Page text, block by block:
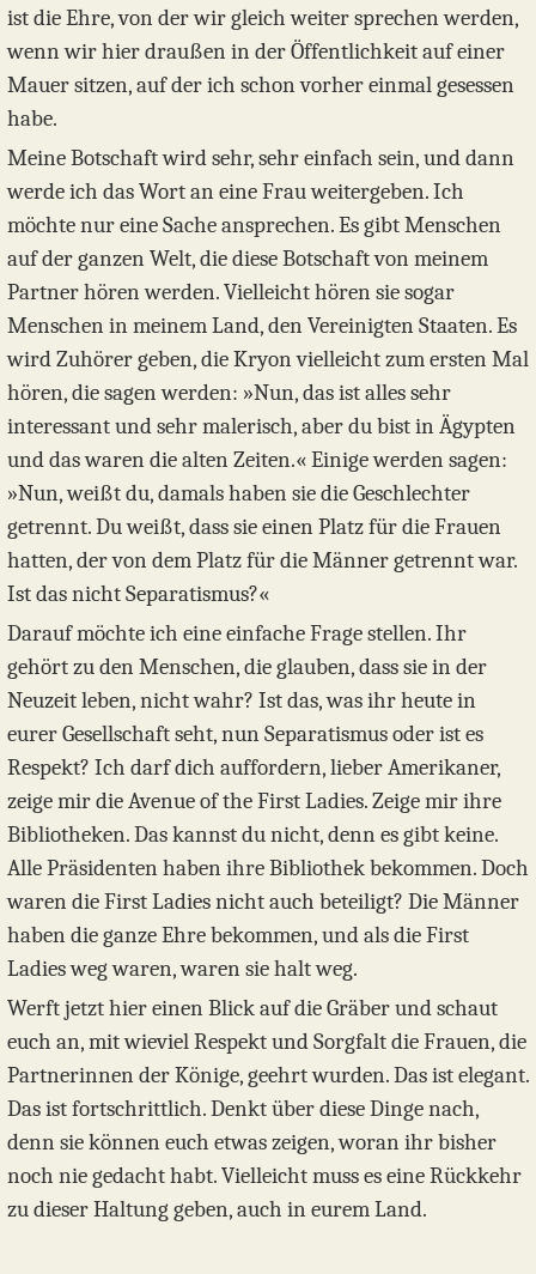
ist die Ehre, von der wir gleich weiter sprechen werden,
wenn wir hier draußen in der Öffentlichkeit auf einer
Mauer sitzen, auf der ich schon vorher einmal gesessen
habe.
Meine Botschaft wird sehr, sehr einfach sein, und dann
werde ich das Wort an eine Frau weitergeben. Ich
möchte nur eine Sache ansprechen. Es gibt Menschen
auf der ganzen Welt, die diese Botschaft von meinem
Partner hören werden. Vielleicht hören sie sogar
Menschen in meinem Land, den Vereinigten Staaten. Es
wird Zuhörer geben, die Kryon vielleicht zum ersten Mal
hören, die sagen werden: »Nun, das ist alles sehr
interessant und sehr malerisch, aber du bist in Ägypten
und das waren die alten Zeiten.« Einige werden sagen:
»Nun, weißt du, damals haben sie die Geschlechter
getrennt. Du weißt, dass sie einen Platz für die Frauen
hatten, der von dem Platz für die Männer getrennt war.
Ist das nicht Separatismus?«
Darauf möchte ich eine einfache Frage stellen. Ihr
gehört zu den Menschen, die glauben, dass sie in der
Neuzeit leben, nicht wahr? Ist das, was ihr heute in
eurer Gesellschaft seht, nun Separatismus oder ist es
Respekt? Ich darf dich auffordern, lieber Amerikaner,
zeige mir die Avenue of the First Ladies. Zeige mir ihre
Bibliotheken. Das kannst du nicht, denn es gibt keine.
Alle Präsidenten haben ihre Bibliothek bekommen. Doch
waren die First Ladies nicht auch beteiligt? Die Männer
haben die ganze Ehre bekommen, und als die First
Ladies weg waren, waren sie halt weg.
Werft jetzt hier einen Blick auf die Gräber und schaut
euch an, mit wieviel Respekt und Sorgfalt die Frauen, die
Partnerinnen der Könige, geehrt wurden. Das ist elegant.
Das ist fortschrittlich. Denkt über diese Dinge nach,
denn sie können euch etwas zeigen, woran ihr bisher
noch nie gedacht habt. Vielleicht muss es eine Rückkehr
zu dieser Haltung geben, auch in eurem Land.